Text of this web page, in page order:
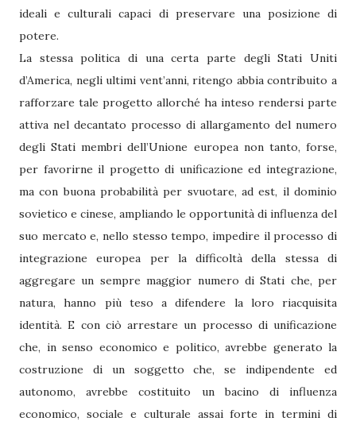
ideali e culturali capaci di preservare una posizione di
potere.
La stessa politica di una certa parte degli Stati Uniti
d’America, negli ultimi vent’anni, ritengo abbia contribuito a
rafforzare tale progetto allorché ha inteso rendersi parte
attiva nel decantato processo di allargamento del numero
degli Stati membri dell’Unione europea non tanto, forse,
per favorirne il progetto di unificazione ed integrazione,
ma con buona probabilità per svuotare, ad est, il dominio
sovietico e cinese, ampliando le opportunità di influenza del
suo mercato e, nello stesso tempo, impedire il processo di
integrazione europea per la difficoltà della stessa di
aggregare un sempre maggior numero di Stati che, per
natura, hanno più teso a difendere la loro riacquisita
identità. E con ciò arrestare un processo di unificazione
che, in senso economico e politico, avrebbe generato la
costruzione di un soggetto che, se indipendente ed
autonomo, avrebbe costituito un bacino di influenza
economico, sociale e culturale assai forte in termini di